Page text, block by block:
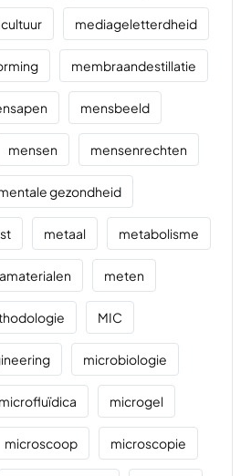
mediageletterdheid
membraandestillatie
mensbeeld
mensen mensenrechten
gezondheid
metaal metabolisme
meten
MIC
microbiologie
microfluïdica microgel
microscoop microscopie